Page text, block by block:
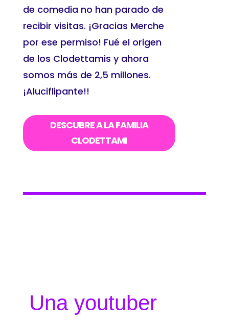
de comediano han parado de
recibir visitas. ¡Gracias Merche
por ese permiso! Fué el origen
de los Clodettamis y ahora
somos más de 2,5 millones.
¡Aluciflipante!!
DESCUBRE A LA FAMILIA
CLODETTAMI
Una youtuber